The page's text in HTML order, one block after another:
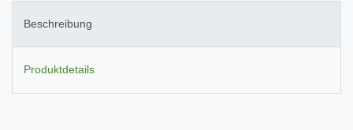
Beschreibung
Produktdetails